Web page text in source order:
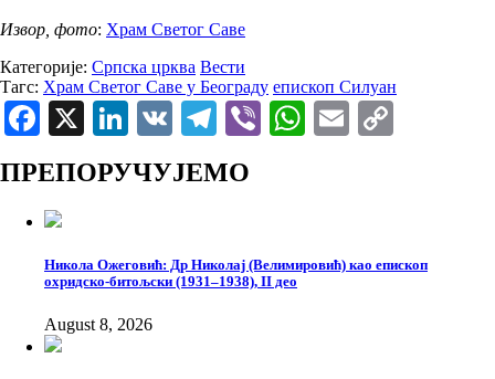
Извор, фото: Храм Светог Саве
Категорије: Српска црква Вести
Тагс: Храм Светог Саве у Београду епископ Силуан
Facebook
X LinkedIn
VK Telegram
ViberWhatsApp
Email
ПРЕПОРУЧУЈЕМО
Никола Ожеговић: Др Николај (Велимировић) као епископ
охридско-битољски (1931–1938), II део
August 8, 2026